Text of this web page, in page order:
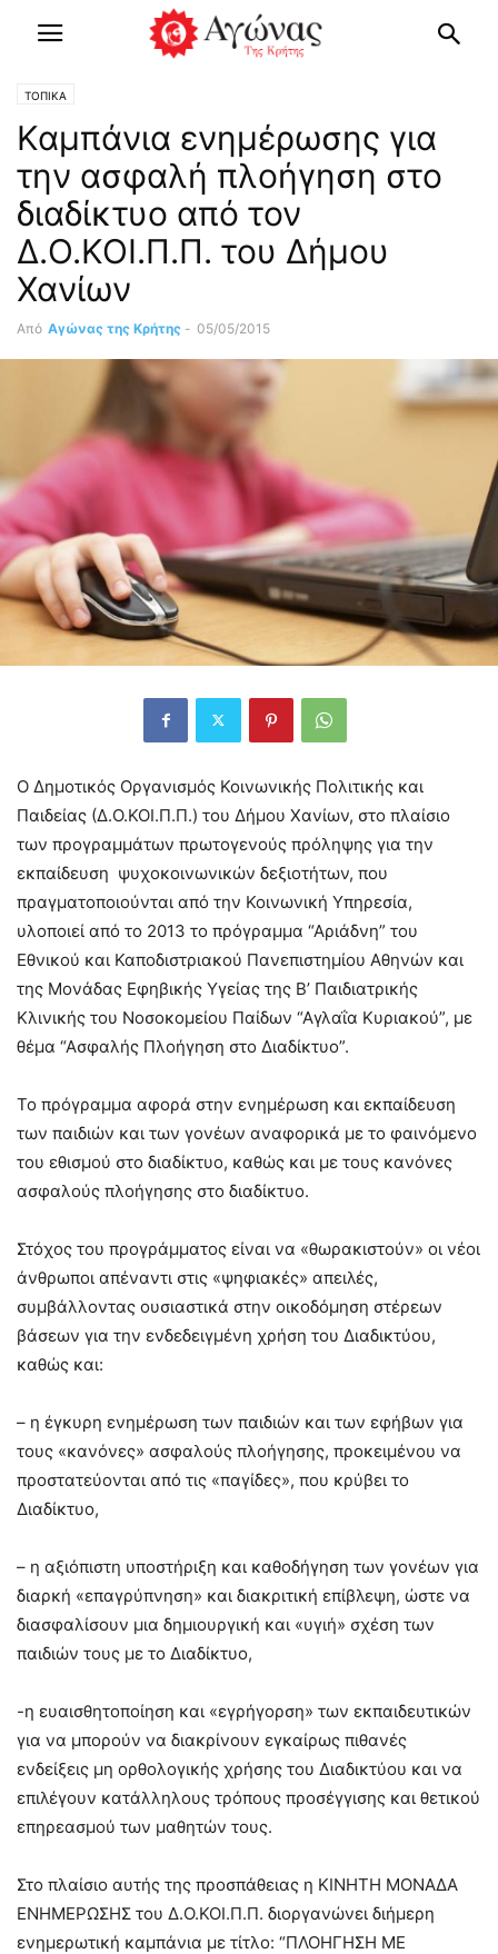
ΤΟΠΙΚΑ
Καμπάνια ενημέρωσης για
την ασφαλή πλοήγηση στο
διαδίκτυο από τον
Δ.Ο.ΚΟΙ.Π.Π. του Δήμου
Χανίων
Από Αγώνας της Κρήτης - 05/05/2015
Ο Δημοτικός Οργανισμός Κοινωνικής Πολιτικής και
Παιδείας (Δ.Ο.ΚΟΙ.Π.Π.) του Δήμου Χανίων, στο πλαίσιο
των προγραμμάτων πρωτογενούς πρόληψης για την
εκπαίδευση ψυχοκοινωνικών δεξιοτήτων, που
πραγματοποιούνται από την Κοινωνική Υπηρεσία,
υλοποιεί από το 2013 το πρόγραμμα “Αριάδνη” του
Εθνικού και Καποδιστριακού Πανεπιστημίου Αθηνών και
της Μονάδας Εφηβικής Υγείας της Β’ Παιδιατρικής
Κλινικής του Νοσοκομείου Παίδων “Αγλαΐα Κυριακού”, με
θέμα “Ασφαλής Πλοήγηση στο Διαδίκτυο”.
Το πρόγραμμα αφορά στην ενημέρωση και εκπαίδευση
των παιδιών και των γονέων αναφορικά με το φαινόμενο
του εθισμού στο διαδίκτυο, καθώς και με τους κανόνες
ασφαλούς πλοήγησης στο διαδίκτυο.
Στόχος του προγράμματος είναι να «θωρακιστούν» οι νέοι
άνθρωποι απέναντι στις «ψηφιακές» απειλές,
συμβάλλοντας ουσιαστικά στην οικοδόμηση στέρεων
βάσεων για την ενδεδειγμένη χρήση του Διαδικτύου,
καθώς και:
– η έγκυρη ενημέρωση των παιδιών και των εφήβων για
τους «κανόνες» ασφαλούς πλοήγησης, προκειμένου να
προστατεύονται από τις «παγίδες», που κρύβει το
Διαδίκτυο,
– η αξιόπιστη υποστήριξη και καθοδήγηση των γονέων για
διαρκή «επαγρύπνηση» και διακριτική επίβλεψη, ώστε να
διασφαλίσουν μια δημιουργική και «υγιή» σχέση των
παιδιών τους με το Διαδίκτυο,
-η ευαισθητοποίηση και «εγρήγορση» των εκπαιδευτικών
για να μπορούν να διακρίνουν εγκαίρως πιθανές
ενδείξεις μη ορθολογικής χρήσης του Διαδικτύου και να
επιλέγουν κατάλληλους τρόπους προσέγγισης και θετικού
επηρεασμού των μαθητών τους.
Στο πλαίσιο αυτής της προσπάθειας η ΚΙΝΗΤΗ ΜΟΝΑΔΑ
ΕΝΗΜΕΡΩΣΗΣ του Δ.Ο.ΚΟΙ.Π.Π. διοργανώνει διήμερη
ενημερωτική καμπάνια με τίτλο: “ΠΛΟΗΓΗΣΗ ΜΕ